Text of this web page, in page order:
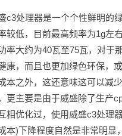
处理器是一个个性鲜明的绿
较低，目前最高频率为1g左
率大约为40瓦至75瓦，对于
康，而且也更加绿色环保，
本之外，这还意味这可以减
更主要是由于威盛除了生产
相优化过，使用威盛c3处理
本)下降程度自然是非常明显